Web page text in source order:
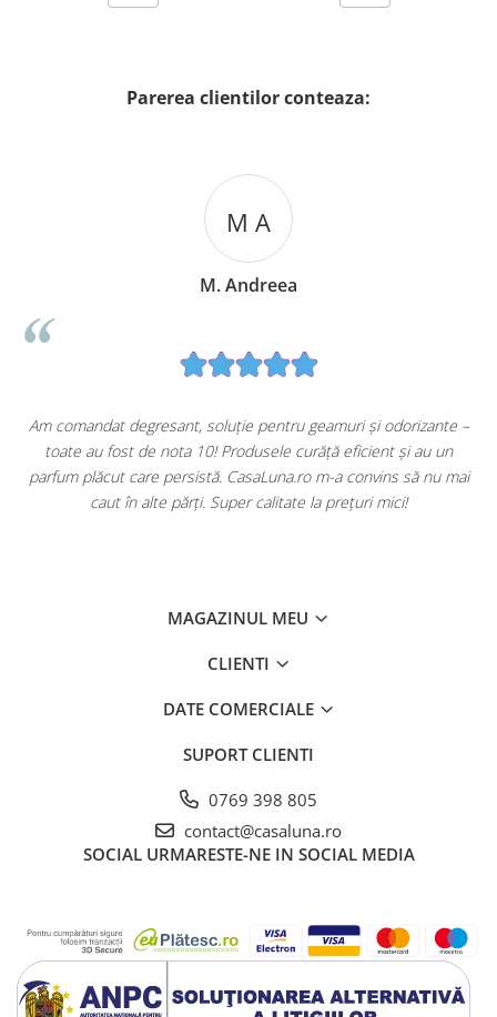
Parerea clientilor conteaza:
M A
M. Andreea
Am comandat degresant, soluție pentru geamuri și odorizante –
toate au fost de nota 10! Produsele curăță eficient și au un
parfum plăcut care persistă. CasaLuna.ro m-a convins să nu mai
caut în alte părți. Super calitate la prețuri mici!
MAGAZINUL MEU
CLIENTI
DATE COMERCIALE
SUPORT CLIENTI
0769 398 805
contact@casaluna.ro
SOCIAL URMARESTE-NE IN SOCIAL MEDIA